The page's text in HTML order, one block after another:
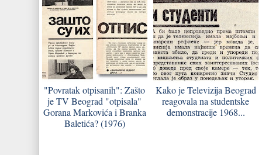
"Povratak otpisanih": Zašto
je TV Beograd "otpisala"
Gorana Markovića i Branka
Baletića? (1976)
Kako je Televizija Beograd
reagovala na studentske
demonstracije 1968...